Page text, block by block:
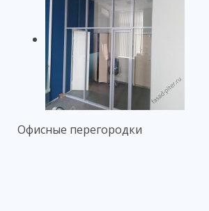
Офисные перегородки